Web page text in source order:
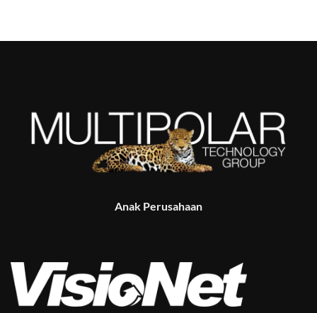
Anak Perusahaan